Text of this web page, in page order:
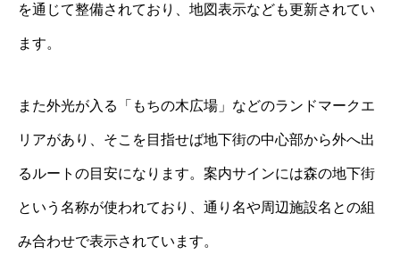
を通じて整備されており、地図表示なども更新されてい
ます。
また外光が入る「もちの木広場」などのランドマークエ
リアがあり、そこを目指せば地下街の中心部から外へ出
るルートの目安になります。案内サインには森の地下街
という名称が使われており、通り名や周辺施設名との組
み合わせで表示されています。